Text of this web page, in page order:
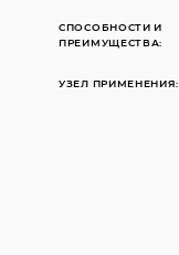
СПОСОБНОСТИ И
ПРЕИМУЩЕСТВА:
УЗЕЛ ПРИМЕНЕНИЯ: